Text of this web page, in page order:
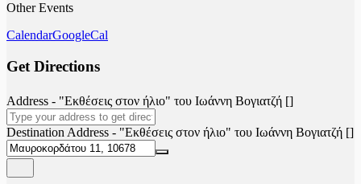
Other Events
CalendarGoogleCal
Get Directions
Address - "Εκθέσεις στον ήλιο" του Ιωάννη Βογιατζή []
Destination Address - "Εκθέσεις στον ήλιο" του Ιωάννη Βογιατζή []